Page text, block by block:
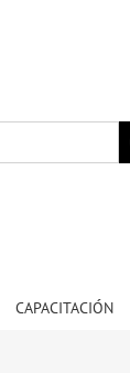
CAPACITACIÓN